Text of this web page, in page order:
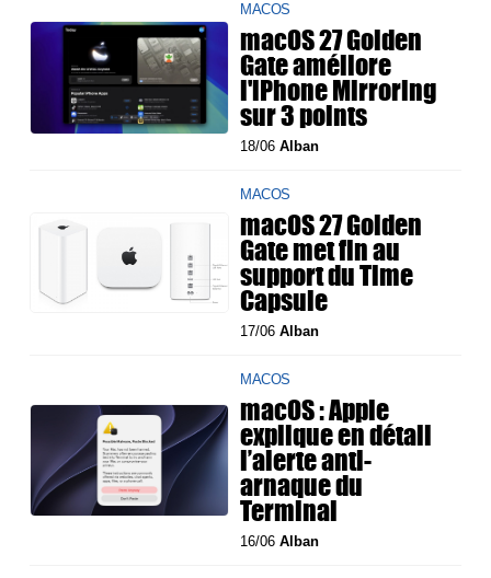
MACOS
macOS 27 Golden
Gate améliore
l'iPhone Mirroring
sur 3 points
18/06Alban
MACOS
macOS 27 Golden
Gate met fin au
support du Time
Capsule
17/06Alban
MACOS
macOS : Apple
explique en détail
l’alerte anti-
arnaque du
Terminal
16/06Alban